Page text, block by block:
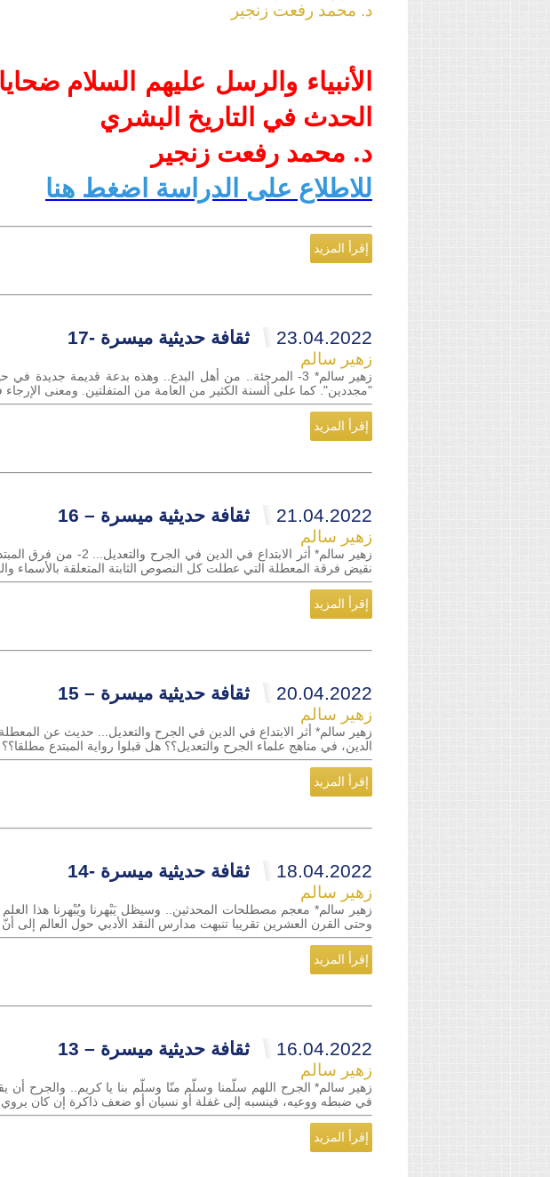
د. محمد رفعت زنجير
الأنبياء والرسل عليهم السلام
الحدث في التاريخ البشري
د. محمد رفعت زنجير
للاطلاع على الدراسة اضغط هنا
إقرأ المزيد
23.04.2022 ثقافة حديثية ميسرة -17
زهير سالم
زهير سالم* 3- المرجئة.. من أهل البدع.. وهذه بدعة قديمة
"مجددين". كما على ألسنة الكثير من العامة من المتفلتين. ومعنى
إقرأ المزيد
21.04.2022 ثقافة حديثية ميسرة – 16
زهير سالم
زهير سالم* أثر
نقيض فرقة المعطلة التي عطلت كل النصوص الثابتة المتعلقة بالأسماء
إقرأ المزيد
20.04.2022 ثقافة حديثية ميسرة – 15
زهير سالم
زهير سالم* أثر الابتداع في الدين في الجرح والتعديل... حديث عن
الدين، في مناهج علماء الجرح والتعديل؟؟ هل قبلوا رواية المبتدع
إقرأ المزيد
18.04.2022 ثقافة حديثية ميسرة -14
زهير سالم
زهير سالم* معجم مصطلحات المحدثين.. وسيظل يَبْهرنا ويُبْهرنا هذا العلم
وحتى القرن العشرين تقريبا تنبهت مدارس النقد الأدبي حول العالم إلى
إقرأ المزيد
16.04.2022 ثقافة حديثية ميسرة – 13
زهير سالم
زهير سالم* الجرح اللهم سلّمنا وسلّم منّا وسلّم بنا يا كريم.. والجرح أن
في ضبطه ووعيه، فينسبه إلى غفلة أو نسيان أو ضعف ذاكرة إن كان
إقرأ المزيد